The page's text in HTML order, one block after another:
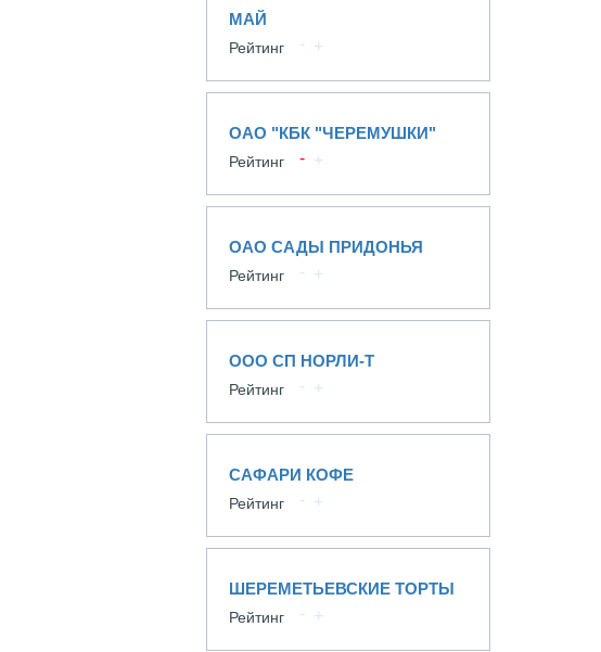
МАЙ
Рейтинг
ОАО "КБК "ЧЕРЕМУШКИ"
Рейтинг
ОАО САДЫ ПРИДОНЬЯ
Рейтинг
ООО СП НОРЛИ-Т
Рейтинг
САФАРИ КОФЕ
Рейтинг
ШЕРЕМЕТЬЕВСКИЕ ТОРТЫ
Рейтинг